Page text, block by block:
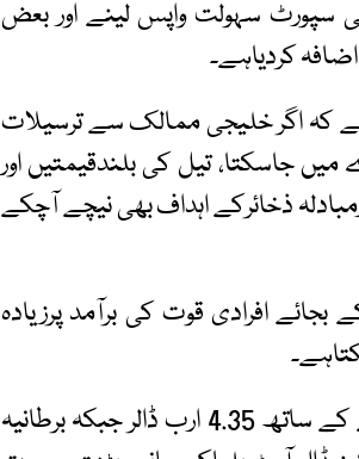
پاکستان کیلئے 3 ارب ڈالرکی سپورٹ سہولت واپس لینے اور بعض
کردیاہے۔
کہ اگر خلیجی ممالک سے ترسیلات
جاسکتا، تیل کی بلندقیمتیں اور
ذخائرکے اہداف بھی نیچے آچکے
افرادی قوت کی برآمد پرزیادہ
دوسری جانب یورپی یونین سے ترسیلات 18فیصد اضافے کے ساتھ 4.35 ارب ڈالر جبکہ برطانیہ